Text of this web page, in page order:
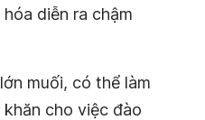
diễn ra chậm
muối, có thể làm
cho việc đào